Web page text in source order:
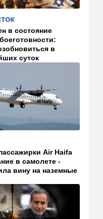
Восток
Израилю и
мусульманские
в
НАТО"
коды":
дети вместе с
ООН"
опасаются атак
страны
в угол Путин
НАТО на
в состояние
в
суток
Air Haifa
в самолете -
вину на наземные